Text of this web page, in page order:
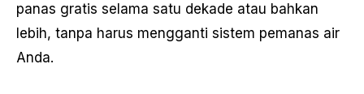
panas gratis selama satu dekade atau bahkan
lebih, tanpa harus mengganti sistem pemanas air
Anda.